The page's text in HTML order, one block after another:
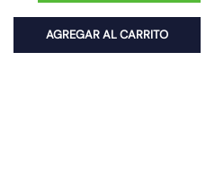
AGREGAR AL CARRITO